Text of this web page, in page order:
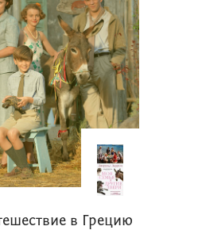
работами книжных
века – и с новыми
подростков.
в Грецию